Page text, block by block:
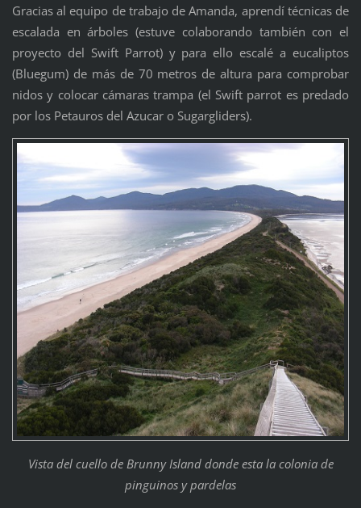
Gracias al equipo de trabajo de Amanda, aprendí técnicas de
escalada en árboles (estuve colaborando también con el
proyecto del Swift Parrot) y para ello escalé a eucaliptos
(Bluegum) de más de 70 metros de altura para comprobar
nidos y colocar cámaras trampa (el Swift parrot es predado
por los Petauros del Azucar o Sugargliders).
Vista del cuello de Brunny Island donde esta la colonia de
pinguinos y pardelas